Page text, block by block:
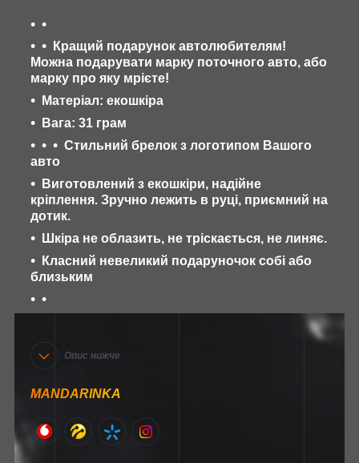
Кращий подарунок автолюбителям!
Можна подарувати марку поточного авто, або
марку про яку мрієте!
Матеріал: екошкіра
Вага: 31 грам
Стильний брелок з логотипом Вашого
авто
Виготовлений з екошкіри, надійне
кріплення. Зручно лежить в руці, приємний на
дотик.
Шкіра не облазить, не тріскається, не линяє.
Класний невеликий подаруночок собі або
близьким
Опис нижче
MANDARINKA